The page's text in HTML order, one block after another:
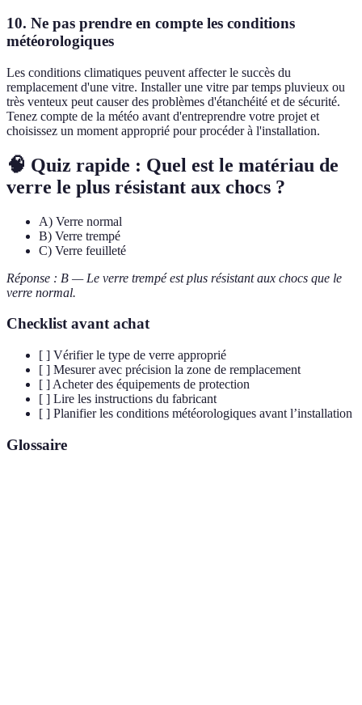
10. Ne pas prendre en compte les conditions
météorologiques
Les conditions climatiques peuvent affecter le succès du
remplacement d'une vitre. Installer une vitre par temps pluvieux ou
très venteux peut causer des problèmes d'étanchéité et de sécurité.
Tenez compte de la météo avant d'entreprendre votre projet et
choisissez un moment approprié pour procéder à l'installation.
🧠 Quiz rapide : Quel est le matériau de
verre le plus résistant aux chocs ?
A) Verre normal
B) Verre trempé
C) Verre feuilleté
Réponse : B — Le verre trempé est plus résistant aux chocs que le
verre normal.
Checklist avant achat
[ ] Vérifier le type de verre approprié
[ ] Mesurer avec précision la zone de remplacement
[ ] Acheter des équipements de protection
[ ] Lire les instructions du fabricant
[ ] Planifier les conditions météorologiques avant l’installation
Glossaire